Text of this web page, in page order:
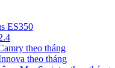
ES350
theo tháng
theo tháng